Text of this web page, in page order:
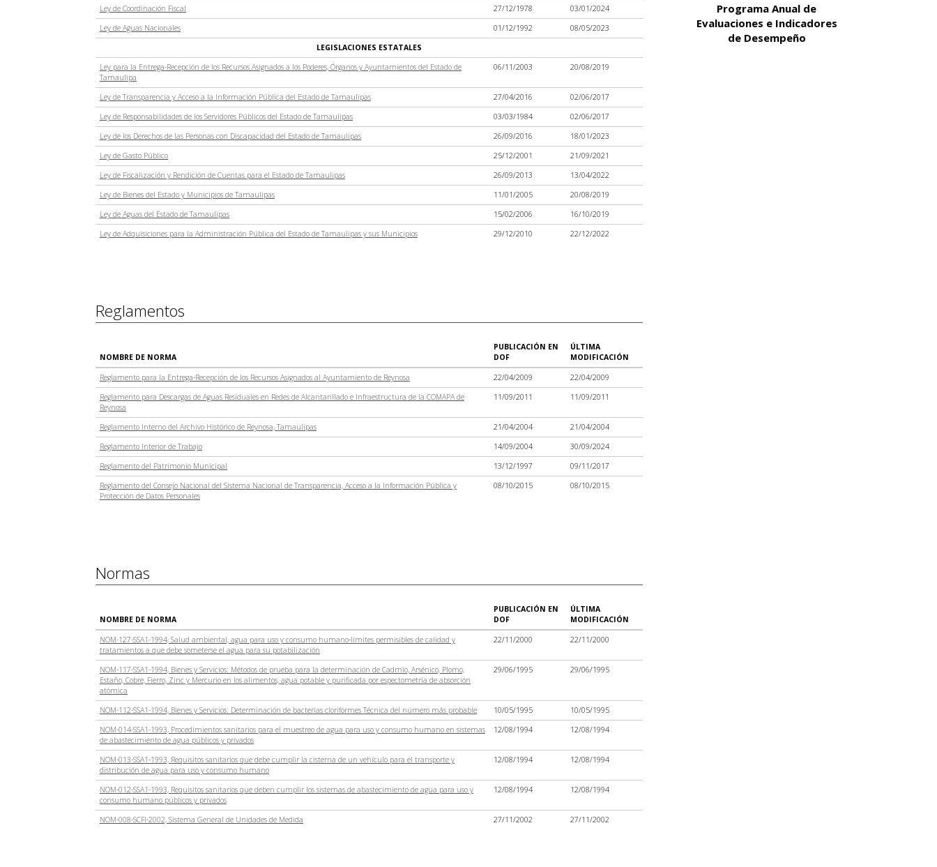
Ley de Coordinación Fiscal
27/12/1978
03/01/2024
Ley de Aguas Nacionales
01/12/1992
08/05/2023
LEGISLACIONES ESTATALES
Ley para la Entrega-Recepción de los Recursos Asignados a los Poderes, Órganos y Ayuntamientos del Estado de
Tamaulipa
06/11/2003 20/08/2019
Ley de Transparencia y Acceso a la Información Pública del Estado de Tamaulipas 27/04/2016
02/06/2017
Ley de Responsabilidades de los Servidores Públicos del Estado de Tamaulipas
03/03/1984
02/06/2017
Ley de los Derechos de las Personas con Discapacidad del Estado de Tamaulipas
26/09/2016
18/01/2023
Ley de Gasto Público
25/12/2001
21/09/2021
Ley de Fiscalización y Rendición de Cuentas para el Estado de Tamaulipas
26/09/2013
13/04/2022
Ley de Bienes del Estado y Municipios de Tamaulipas
11/01/2005
20/08/2019
Ley de Aguas del Estado de Tamaulipas
15/02/2006
16/10/2019
Ley de Adquisiciones para la Administración Pública del Estado de Tamaulipas y sus Municipios
29/12/2010 22/12/2022
Reglamentos
NOMBRE DE NORMA
PUBLICACIÓN EN
DOF
ÚLTIMA
MODIFICACIÓN
Reglamento para la Entrega-Recepción de los Recursos Asignados al Ayuntamiento de Reynosa 22/04/2009
22/04/2009
Reglamento para Descargas de Aguas Residuales en Redes de Alcantarillado e Infraestructura de la COMAPA de
Reynosa
11/09/2011 11/09/2011
Reglamento Interno del Archivo Histórico de Reynosa, Tamaulipas 21/04/2004
21/04/2004
Reglamento Interior de Trabajo
14/09/2004
30/09/2024
Reglamento del Patrimonio Municipal
13/12/1997
09/11/2017
Reglamento del Consejo Nacional del Sistema Nacional de Transparencia, Acceso a la Información Pública y
Protección de Datos Personales
08/10/2015 08/10/2015
Normas
NOMBRE DE NORMA
PUBLICACIÓN EN
DOF
ÚLTIMA
MODIFICACIÓN
NOM-127-SSA1-1994, Salud ambiental, agua para uso y consumo humano-límites permisibles de calidad y
tratamientos a que debe someterse el agua para su potabilización
22/11/2000 22/11/2000
NOM-117-SSA1-1994, Bienes y Servicios: Métodos de prueba para la determinación de Cadmio, Arsénico, Plomo,
Estaño, Cobre, Fierro, Zinc y Mercurio en los alimentos, agua potable y purificada por espectometría de absorción
atómica
29/06/1995 29/06/1995
NOM-112-SSA1-1994, Bienes y Servicios: Determinación de bacterias cloriformes Técnica del número más probable 10/05/1995
10/05/1995
NOM-014-SSA1-1993, Procedimientos sanitarios para el muestreo de agua para uso y consumo humano en sistemas
de abastecimiento de agua públicos y privados
12/08/1994 12/08/1994
NOM-013-SSA1-1993, Requisitos sanitarios que debe cumplir la cisterna de un vehículo para el transporte y
distribución de agua para uso y consumo humano
12/08/1994 12/08/1994
NOM-012-SSA1-1993, Requisitos sanitarios que deben cumplir los sistemas de abastecimiento de agua para uso y
consumo humano públicos y privados
12/08/1994 12/08/1994
NOM-008-SCFI-2002, Sistema General de Unidades de Medida 27/11/2002 27/11/2002
Programa Anual de
Evaluaciones e Indicadores
de Desempeño